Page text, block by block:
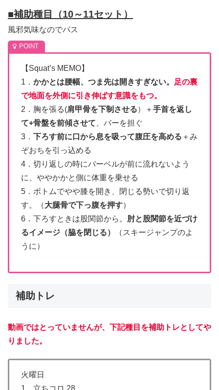
■補助種目（10～11セット）
風邪気味なのでパス
【Squat’s MEMO】
1． かかとは腰幅、つま先は開きすぎない。
足の裏
で地面を外側に引き伸ばす意識をもつ。
2．胸を張る(肩甲骨を下制させる）＋手首を返し
て+骨盤を前傾させて 、バーを担ぐ
3． 下ろす前に口から息を吸って腹圧を高める ＋み
ぞおちを引っ込める
4．切り返しの時にバーベルが前に流れないよう
に、ややかかと側に体重を乗せる
5．ボトムでやや膝を開き、閉じる勢いで切り返
す。（大腿骨で下っ腹を押す）
6．下ろすときは股関節から。 肘と股関節を近づけ
るイメージ（脇を閉じる）
（スキージャンプのよ
うに）
補助トレ
動画ではとっていませんが、下記種目を補助トレとしてや
りました。
火曜日
1．立ちコロ 28